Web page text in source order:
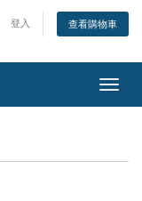
登入 查看購物車